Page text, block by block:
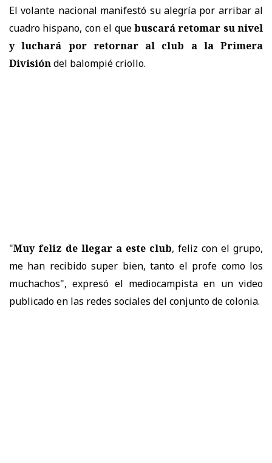
El volante nacional manifestó su alegría por arribar al
cuadro hispano, con el quebuscará retomar su nivel
y luchará por retornar al club a la Primera
Divisióndel balompié criollo.
"Muy feliz de llegar a este club, feliz con el grupo,
me han recibido super bien, tanto el profe como los
muchachos", expresó el mediocampista en un video
publicado en las redes sociales del conjunto de colonia.